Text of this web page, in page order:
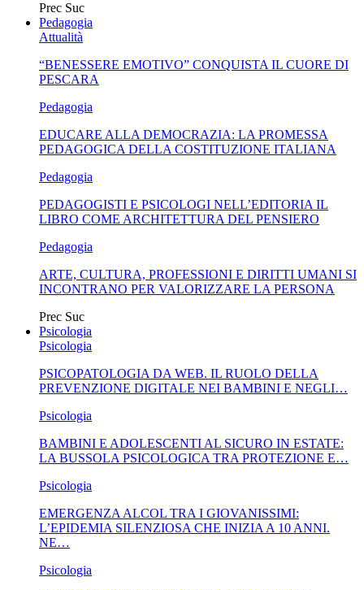
Prec Suc
Pedagogia
Attualità
“BENESSERE EMOTIVO” CONQUISTA IL CUORE DI
PESCARA
Pedagogia
EDUCARE ALLA DEMOCRAZIA: LA PROMESSA
PEDAGOGICA DELLA COSTITUZIONE ITALIANA
Pedagogia
PEDAGOGISTI E PSICOLOGI NELL’EDITORIA IL
LIBRO COME ARCHITETTURA DEL PENSIERO
Pedagogia
ARTE, CULTURA, PROFESSIONI E DIRITTI UMANI SI
INCONTRANO PER VALORIZZARE LA PERSONA
Prec Suc
Psicologia
Psicologia
PSICOPATOLOGIA DA WEB. IL RUOLO DELLA
PREVENZIONE DIGITALE NEI BAMBINI E NEGLI…
Psicologia
BAMBINI E ADOLESCENTI AL SICURO IN ESTATE:
LA BUSSOLA PSICOLOGICA TRA PROTEZIONE E…
Psicologia
EMERGENZA ALCOL TRA I GIOVANISSIMI:
L’EPIDEMIA SILENZIOSA CHE INIZIA A 10 ANNI.
NE…
Psicologia